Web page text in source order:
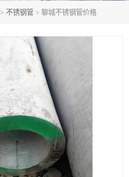
> 不锈钢管 > 聊城不锈钢管价格
不锈钢加工
不锈钢工业方管
不锈钢法兰
不锈钢槽钢